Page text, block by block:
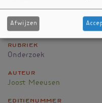
Nieuwsbriefartikel
Rubriek
Onderzoek
Auteur
Joost Meeusen
Editienummer
Afwijzen